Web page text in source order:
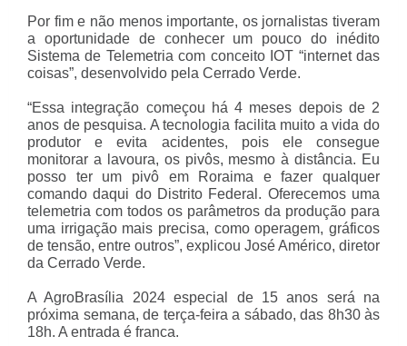
Por fim e não menos importante, os jornalistas tiveram
a oportunidade de conhecer um pouco do inédito
Sistema de Telemetria com conceito IOT “internet das
coisas”, desenvolvido pela Cerrado Verde.
“Essa integração começou há 4 meses depois de 2
anos de pesquisa. A tecnologia facilita muito a vida do
produtor e evita acidentes, pois ele consegue
monitorar a lavoura, os pivôs, mesmo à distância. Eu
posso ter um pivô em Roraima e fazer qualquer
comando daqui do Distrito Federal. Oferecemos uma
telemetria com todos os parâmetros da produção para
uma irrigação mais precisa, como operagem, gráficos
de tensão, entre outros”, explicou José Américo, diretor
da Cerrado Verde.
A AgroBrasília 2024 especial de 15 anos será na
próxima semana, de terça-feira a sábado, das 8h30 às
18h. A entrada é franca.